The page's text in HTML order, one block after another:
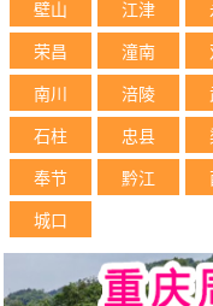
壁山 江津
荣昌 潼南
南川 涪陵
石柱 忠县
奉节 黔江
城口